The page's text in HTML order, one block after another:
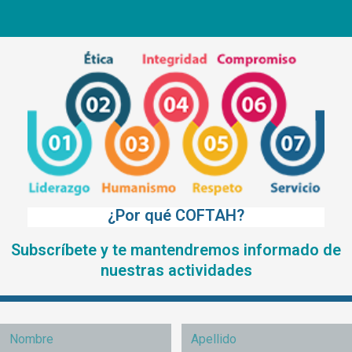
¿Por qué COFTAH?
Subscríbete y te mantendremos informado de
nuestras actividades